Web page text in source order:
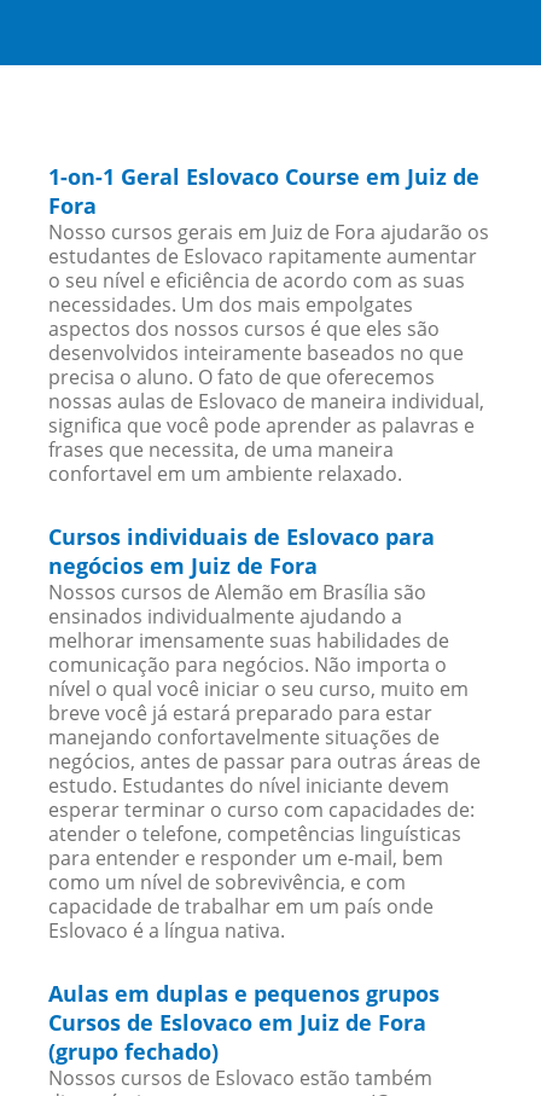
1-on-1 Geral Eslovaco Course em Juiz de
Fora
Nosso cursos gerais em Juiz de Fora ajudarão os
estudantes de Eslovaco rapitamente aumentar
o seu nível e eficiência de acordo com as suas
necessidades. Um dos mais empolgates
aspectos dos nossos cursos é que eles são
desenvolvidos inteiramente baseados no que
precisa o aluno. O fato de que oferecemos
nossas aulas de Eslovaco de maneira individual,
significa que você pode aprender as palavras e
frases que necessita, de uma maneira
confortavel em um ambiente relaxado.
Cursos individuais de Eslovaco para
negócios em Juiz de Fora
Nossos cursos de Alemão em Brasília são
ensinados individualmente ajudando a
melhorar imensamente suas habilidades de
comunicação para negócios. Não importa o
nível o qual você iniciar o seu curso, muito em
breve você já estará preparado para estar
manejando confortavelmente situações de
negócios, antes de passar para outras áreas de
estudo. Estudantes do nível iniciante devem
esperar terminar o curso com capacidades de:
atender o telefone, competências linguísticas
para entender e responder um e-mail, bem
como um nível de sobrevivência, e com
capacidade de trabalhar em um país onde
Eslovaco é a língua nativa.
Aulas em duplas e pequenos grupos
Cursos de Eslovaco em Juiz de Fora
(grupo fechado)
Nossos cursos de Eslovaco estão também